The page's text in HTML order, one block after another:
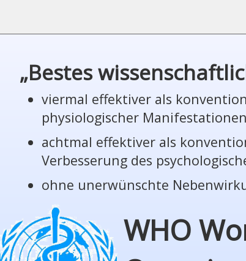
„Bestes
viermal effektiver als
phy­sio­lo­gi­scher
achtmal effektiver als
Verbesserung des
ohne unerwünschte
WHO